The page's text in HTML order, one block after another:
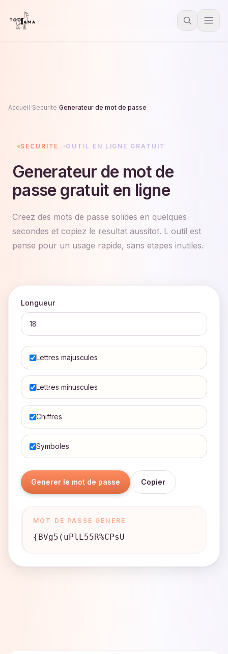
Accueil Securite Generateur de mot de passe
SECURITE OUTIL EN LIGNE GRATUIT
Generateur de mot de
passe gratuit en ligne
Creez des mots de passe solides en quelques
secondes et copiez le resultat aussitot. L outil est
pense pour un usage rapide, sans etapes inutiles.
Longueur
Lettres majuscules
Lettres minuscules
Chiffres
Symboles
Generer le mot de passe Copier
MOT DE PASSE GENERE
{BVg5(uPlL55R%CPsU